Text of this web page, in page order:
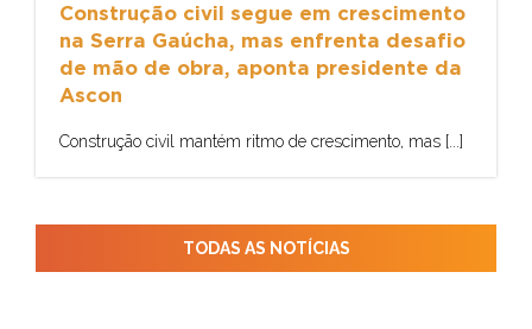
Construção civil segue em crescimento
na Serra Gaúcha, mas enfrenta desafio
de mão de obra, aponta presidente da
Ascon
Construção civil mantém ritmo de crescimento, mas [...]
TODAS AS NOTÍCIAS